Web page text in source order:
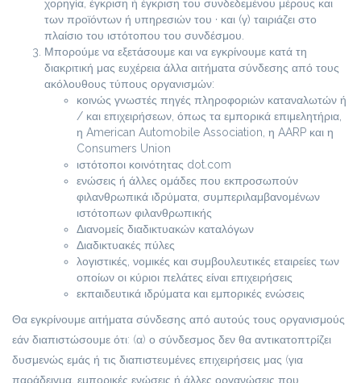
χορηγία, έγκριση ή έγκριση του συνδεδεμένου μέρους και
των προϊόντων ή υπηρεσιών του · και (γ) ταιριάζει στο
πλαίσιο του ιστότοπου του συνδέσμου.
Μπορούμε να εξετάσουμε και να εγκρίνουμε κατά τη
διακριτική μας ευχέρεια άλλα αιτήματα σύνδεσης από τους
ακόλουθους τύπους οργανισμών:
κοινώς γνωστές πηγές πληροφοριών καταναλωτών ή
/ και επιχειρήσεων, όπως τα εμπορικά επιμελητήρια,
η American Automobile Association, η AARP και η
Consumers Union
ιστότοποι κοινότητας dot.com
ενώσεις ή άλλες ομάδες που εκπροσωπούν
φιλανθρωπικά ιδρύματα, συμπεριλαμβανομένων
ιστότοπων φιλανθρωπικής
Διανομείς διαδικτυακών καταλόγων
Διαδικτυακές πύλες
λογιστικές, νομικές και συμβουλευτικές εταιρείες των
οποίων οι κύριοι πελάτες είναι επιχειρήσεις
εκπαιδευτικά ιδρύματα και εμπορικές ενώσεις
Θα εγκρίνουμε αιτήματα σύνδεσης από αυτούς τους οργανισμούς
εάν διαπιστώσουμε ότι: (α) ο σύνδεσμος δεν θα αντικατοπτρίζει
δυσμενώς εμάς ή τις διαπιστευμένες επιχειρήσεις μας (για
παράδειγμα, εμπορικές ενώσεις ή άλλες οργανώσεις που